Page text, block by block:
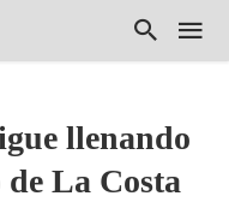
llenando
La Costa